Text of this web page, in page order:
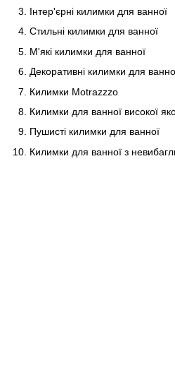
Інтер'єрні килимки для ванної
Стильні килимки для ванної
М'які килимки для ванної
Декоративні килимки для
Килимки Motrazzzo
Килимки для ванної високої
Пушисті килимки для ванної
Килимки для ванної з